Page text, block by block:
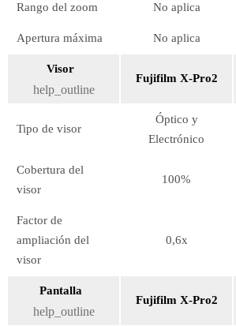
Rango del zoom No aplica
Apertura máxima No aplica
Visor
help_outline
Fujifilm X-Pro2
Tipo de visor
Óptico y
Electrónico
Cobertura del
visor
100%
Factor de
ampliación del
visor
0,6x
Pantalla
help_outline
Fujifilm X-Pro2